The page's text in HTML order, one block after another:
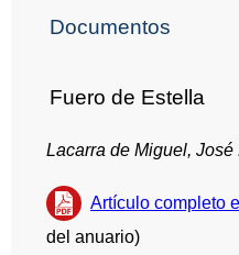
Documentos
Fuero de Estella
Lacarra de Miguel, José
Artículo completo
del anuario)